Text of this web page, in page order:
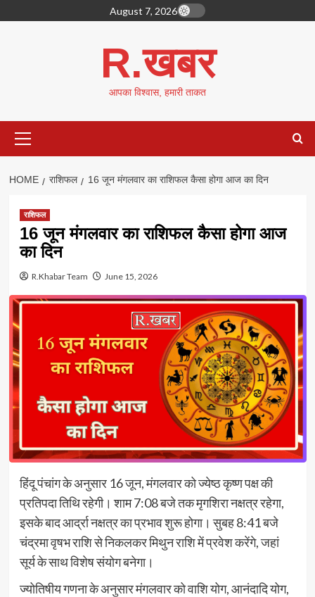
to
August 7, 2026
R.खबर
आपका विश्वास, हमारी ताकत
Menu
HOME राशिफल 16 जून मंगलवार का राशिफल कैसा होगा आज का दिन
राशिफल
16 जून मंगलवार का राशिफल कैसा होगा आज
का दिन
R.Khabar Team June 15, 2026
हिंदू पंचांग के अनुसार 16 जून, मंगलवार को ज्येष्ठ कृष्ण पक्ष की
प्रतिपदा तिथि रहेगी। शाम 7:08 बजे तक मृगशिरा नक्षत्र रहेगा,
इसके बाद आर्द्रा नक्षत्र का प्रभाव शुरू होगा। सुबह 8:41 बजे
चंद्रमा वृषभ राशि से निकलकर मिथुन राशि में प्रवेश करेंगे, जहां
सूर्य के साथ विशेष संयोग बनेगा।
ज्योतिषीय गणना के अनुसार मंगलवार को वाशि योग, आनंदादि योग,